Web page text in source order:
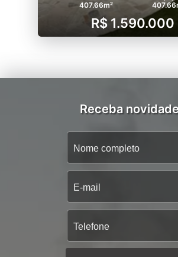
407.66m²
R$ 1.590.000
Receba